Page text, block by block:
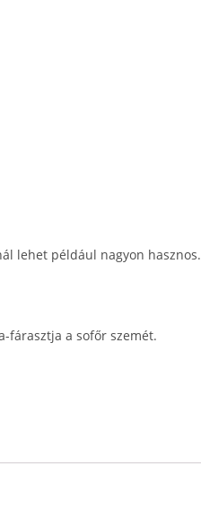
lehet például nagyon hasznos.
fárasztja a sofőr szemét.